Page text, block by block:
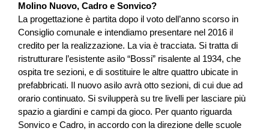
Molino Nuovo, Cadro e Sonvico?
La progettazione è partita dopo il voto dell’anno scorso in
Consiglio comunale e intendiamo presentare nel 2016 il
credito per la realizzazione. La via è tracciata. Si tratta di
ristrutturare l’esistente asilo “Bossi” risalente al 1934, che
ospita tre sezioni, e di sostituire le altre quattro ubicate in
prefabbricati. Il nuovo asilo avrà otto sezioni, di cui due ad
orario continuato. Si svilupperà su tre livelli per lasciare più
spazio a giardini e campi da gioco. Per quanto riguarda
Sonvico e Cadro, in accordo con la direzione delle scuole